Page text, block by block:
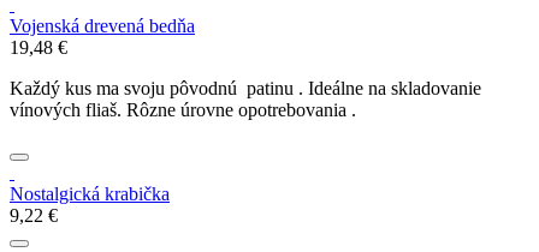
Vojenská drevená bedňa
19,48 €
Každý kus ma svoju pôvodnú patinu . Ideálne na skladovanie
vínových fliaš. Rôzne úrovne opotrebovania .
Nostalgická krabička
9,22 €